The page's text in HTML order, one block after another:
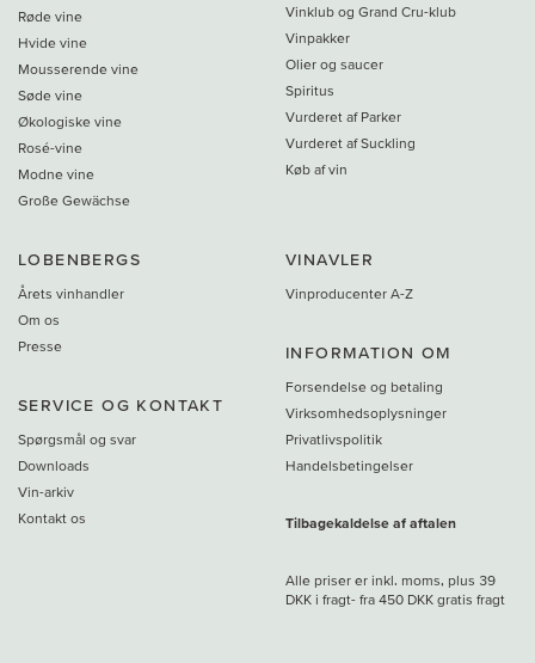
Røde vine
Hvide vine
Mousserende vine
Søde vine
Økologiske vine
Rosé-vine
Modne vine
Große Gewächse
Vinklub og Grand Cru-klub
Vinpakker
Olier og saucer
Spiritus
Vurderet af Parker
Vurderet af Suckling
Køb af vin
LOBENBERGS
Årets vinhandler
Om os
Presse
SERVICE OG KONTAKT
Spørgsmål og svar
Downloads
Vin-arkiv
Kontakt os
VINAVLER
Vinproducenter A-Z
INFORMATION OM
Forsendelse og betaling
Virksomhedsoplysninger
Privatlivspolitik
Handelsbetingelser
Tilbagekaldelse af aftalen
Alle priser er inkl. moms, plus 39
DKK i fragt- fra 450 DKK gratis fragt